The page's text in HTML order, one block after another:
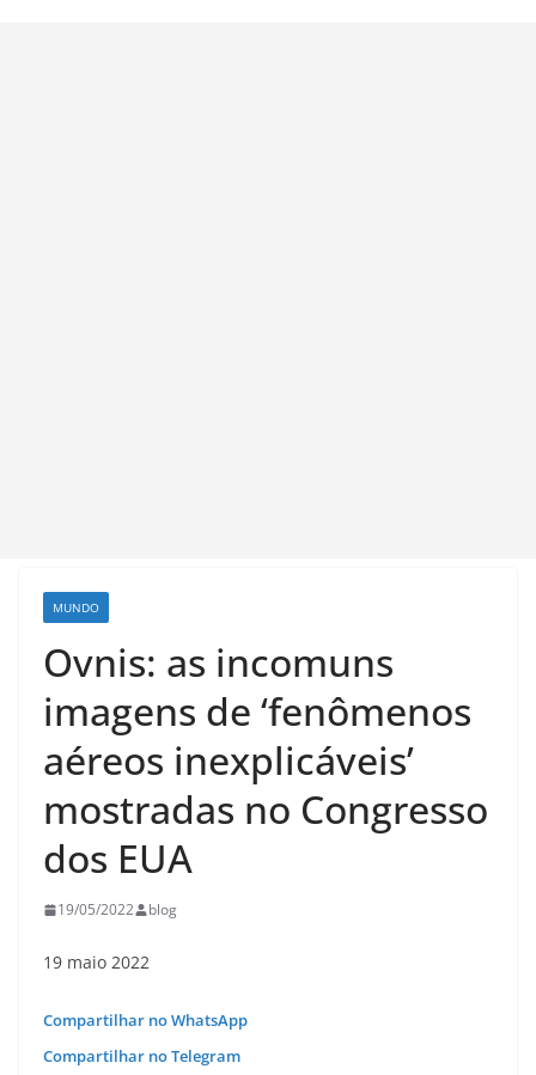
MUNDO
Ovnis: as incomuns
imagens de ‘fenômenos
aéreos inexplicáveis’
mostradas no Congresso
dos EUA
19/05/2022 blog
19 maio 2022
Compartilhar no WhatsApp
Compartilhar no Telegram